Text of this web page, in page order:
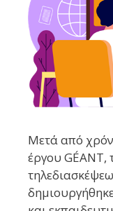
Μετά από
έργου